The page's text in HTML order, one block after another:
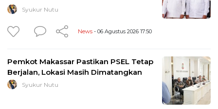
Syukur Nutu
News - 06 Agustus 2026 17:50
Pemkot Makassar Pastikan PSEL Tetap
Berjalan, Lokasi Masih Dimatangkan
Syukur Nutu